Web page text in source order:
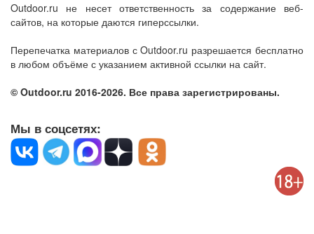
Outdoor.ru не несет ответственность за содержание веб-
сайтов, на которые даются гиперссылки.
Перепечатка материалов с Outdoor.ru разрешается бесплатно
в любом объёме с указанием активной ссылки на сайт.
© Outdoor.ru 2016-2026. Все права зарегистрированы.
Мы в соцсетях: